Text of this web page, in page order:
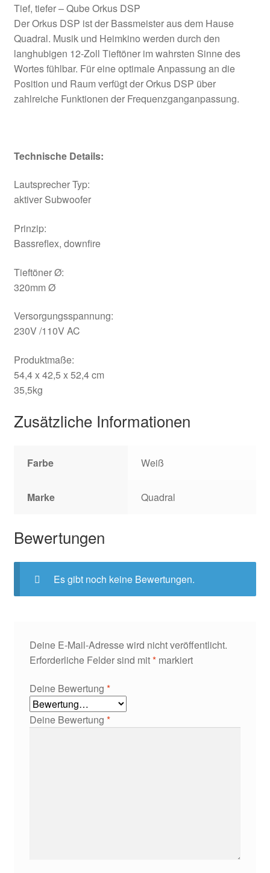
Tief, tiefer – Qube Orkus DSP
Der Orkus DSP ist der Bassmeister aus dem Hause
Quadral. Musik und Heimkino werden durch den
langhubigen 12-Zoll Tieftöner im wahrsten Sinne des
Wortes fühlbar. Für eine optimale Anpassung an die
Position und Raum verfügt der Orkus DSP über
zahlreiche Funktionen der Frequenzganganpassung.
Technische Details:
Lautsprecher Typ:
aktiver Subwoofer
Prinzip:
Bassreflex, downfire
Tieftöner Ø:
320mm Ø
Versorgungsspannung:
230V /110V AC
Produktmaße:
54,4 x 42,5 x 52,4 cm
35,5kg
Zusätzliche Informationen
Farbe Weiß
Marke Quadral
Bewertungen
Es gibt noch keine Bewertungen.
Deine E-Mail-Adresse wird nicht veröffentlicht.
Erforderliche Felder sind mit*markiert
Deine Bewertung *
Deine Bewertung *